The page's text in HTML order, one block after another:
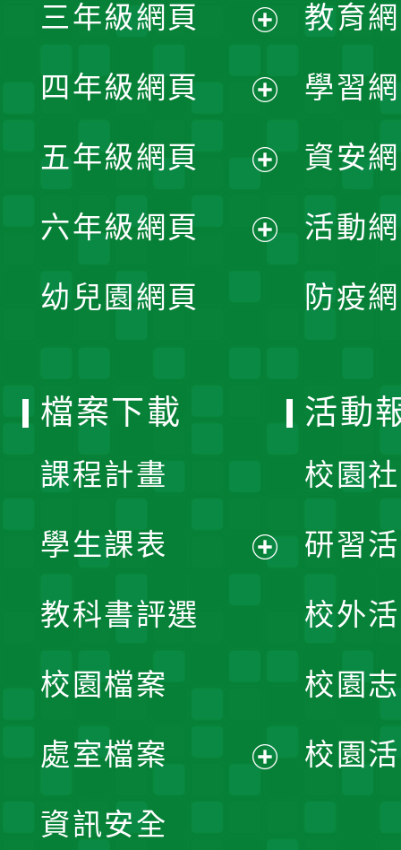
選
單
開
選
單
三年級網頁
開
選
單
四年級網頁
開
選
五年級網頁
開
六年級網頁
幼兒園網頁
教育
學習
資安
活動
防疫
檔案下載
課程計畫
學生課表
單
教科書評選
校園檔案
處室檔案
資訊安全
活動
校園
研習
校外
校園
校園